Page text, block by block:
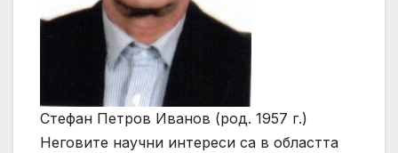
Стефан Петров Иванов (род. 1957 г.)
Неговите научни интереси са в областта